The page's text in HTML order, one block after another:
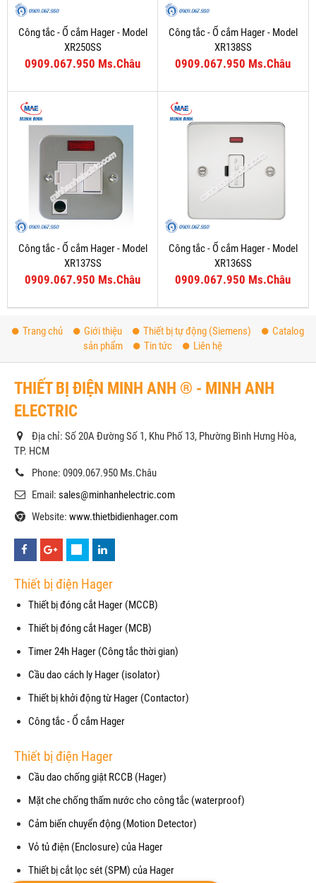
Công tắc - Ổ cắm Hager - Model
XR250SS
0909.067.950 Ms.Châu
Công tắc - Ổ cắm Hager - Model
XR138SS
0909.067.950 Ms.Châu
Công tắc - Ổ cắm Hager - Model
XR137SS
0909.067.950 Ms.Châu
Công tắc - Ổ cắm Hager - Model
XR136SS
0909.067.950 Ms.Châu
Trang chủ Giới thiệu Thiết bị tự động (Siemens)
Catalog
sản phẩm
Tin tức Liên hệ
THIẾT BỊ ĐIỆN MINH ANH ® - MINH ANH
ELECTRIC
Địa chỉ: Số 20A Đường Số 1, Khu Phố 13, Phường Bình Hưng Hòa,
TP. HCM
Phone: 0909.067.950 Ms.Châu
Email: sales@minhanhelectric.com
Website: www.thietbidienhager.com
Thiết bị điện Hager
Thiết bị đóng cắt Hager (MCCB)
Thiết bị đóng cắt Hager (MCB)
Timer 24h Hager (Công tắc thời gian)
Cầu dao cách ly Hager (isolator)
Thiết bị khởi động từ Hager (Contactor)
Công tắc - Ổ cắm Hager
Thiết bị điện Hager
Cầu dao chống giật RCCB (Hager)
Mặt che chống thấm nước cho công tắc (waterproof)
Cảm biến chuyển động (Motion Detector)
Vỏ tủ điện (Enclosure) của Hager
Thiết bị cắt lọc sét (SPM) của Hager